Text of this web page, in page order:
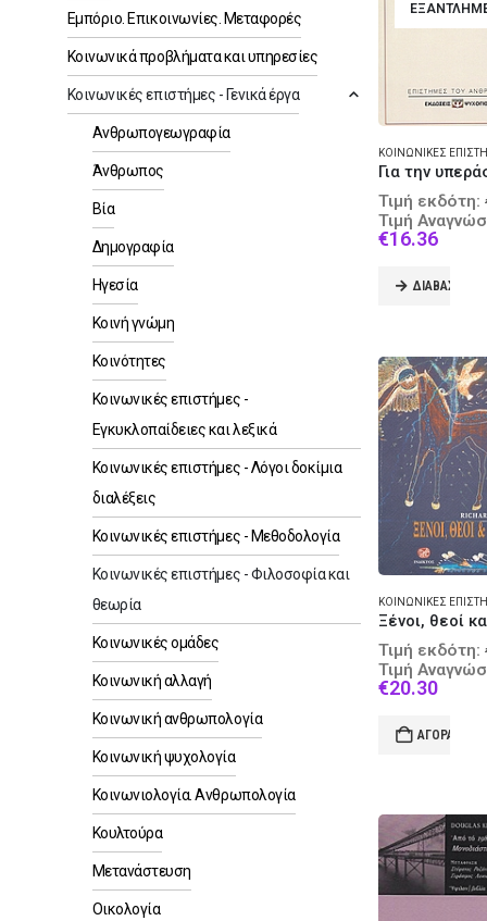
Τιμή εκδότη:
Τιμή
€16.36
is:
ΔΙΑΒΆΣΤΕ
Τιμή εκδότη:
Τιμή
€20.30
is:
ΑΓΟΡΆ
Εμπόριο. Επικοινωνίες. Μεταφορές
Κοινωνικά προβλήματα και υπηρεσίες
Κοινωνικές επιστήμες - Γενικά έργα
Ανθρωπογεωγραφία
Άνθρωπος
Βία
Δημογραφία
Ηγεσία
Κοινή γνώμη
Κοινότητες
Κοινωνικές επιστήμες -
Εγκυκλοπαίδειες και λεξικά
Κοινωνικές επιστήμες - Λόγοι δοκίμια
διαλέξεις
Κοινωνικές επιστήμες - Μεθοδολογία
Κοινωνικές επιστήμες - Φιλοσοφία και
θεωρία
Κοινωνικές ομάδες
Κοινωνική αλλαγή
Κοινωνική ανθρωπολογία
Κοινωνική ψυχολογία
Κοινωνιολογία. Ανθρωπολογία
Κουλτούρα
Μετανάστευση
Οικολογία